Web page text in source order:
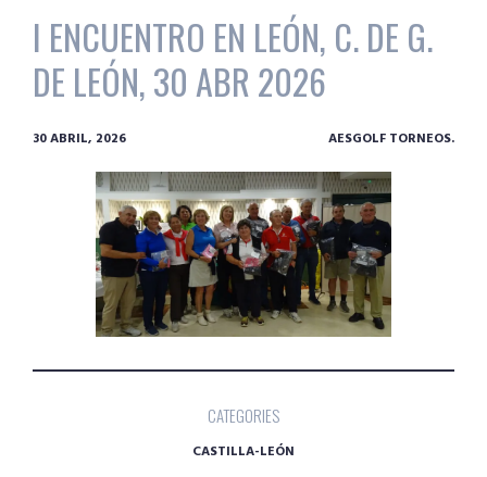
I ENCUENTRO EN LEÓN, C. DE G.
DE LEÓN, 30 ABR 2026
30 ABRIL, 2026 AESGOLF TORNEOS.
CATEGORIES
CASTILLA-LEÓN